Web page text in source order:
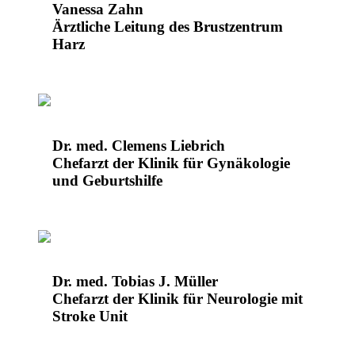
Vanessa Zahn
Ärztliche Leitung des Brustzentrum
Harz
Dr. med. Clemens Liebrich
Chefarzt der Klinik für Gynäkologie
und Geburtshilfe
Dr. med. Tobias J. Müller
Chefarzt der Klinik für Neurologie mit
Stroke Unit